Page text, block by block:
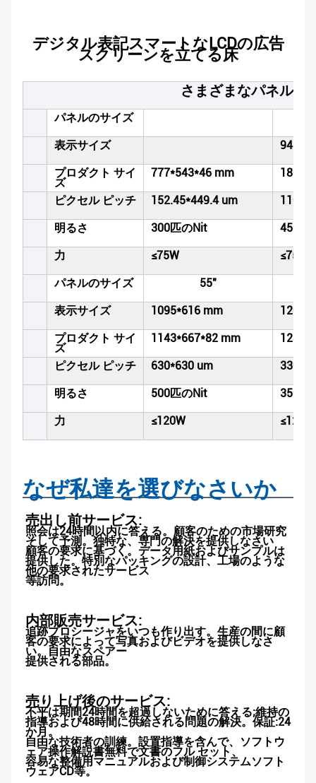
デジタル表記スマートなLCDの広告
スクリーンを立てる床
さまざまなパネルの
パネルのサイズ
表示サイズ
プロダクト サイ
ズ
777*543*46 mm
ピクセル ピッチ 152.45*449.4 um
明るさ 300匹のNit 450匹
力 ≤75W ≤75W
パネルのサイズ 55"
表示サイズ 1095*616 mm
プロダクト サイ
ズ
1143*667*82 mm
ピクセル ピッチ 630*630 um
明るさ 500匹のNit 350匹
力 ≤120W ≤120W
なぜ私達を選びなさいか
売出し前サービス:
照会は24時間以内に答える。顧客のための市場研究
そして予測。独特な、専門の解決を提供しなさい
顧客の要求に基づく。データ用紙およびサンプルは
提供した。特別なパッキングの設計、工場のような
他の要求されたサービス
等訪問。
内部販売サービス:
追跡プロシージャをいつも作り出す。生産の間に顧
客の要求によって写真およびビデオを提供しなさ
い。自由なスペアー
提供される部品。
売り上げ後のサービス:
不平は期間24時間を超過しないために答える;維持の
指導および48時間に供給される問題の解決。保証:24
か月。
自由な技術者の訓練。設置指導を含んで、ソフトウ
ェア操作解説書無料で文書のフル セット、
容易な整備用マニュアルおよび制御システムソフト
ウェアCD等。